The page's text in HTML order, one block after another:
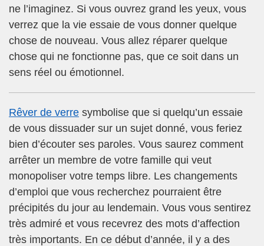
ne l’imaginez. Si vous ouvrez grand les yeux, vous
verrez que la vie essaie de vous donner quelque
chose de nouveau. Vous allez réparer quelque
chose qui ne fonctionne pas, que ce soit dans un
sens réel ou émotionnel.
Rêver de verre symbolise que si quelqu’un essaie
de vous dissuader sur un sujet donné, vous feriez
bien d’écouter ses paroles. Vous saurez comment
arrêter un membre de votre famille qui veut
monopoliser votre temps libre. Les changements
d’emploi que vous recherchez pourraient être
précipités du jour au lendemain. Vous vous sentirez
très admiré et vous recevrez des mots d’affection
très importants. En ce début d’année, il y a des